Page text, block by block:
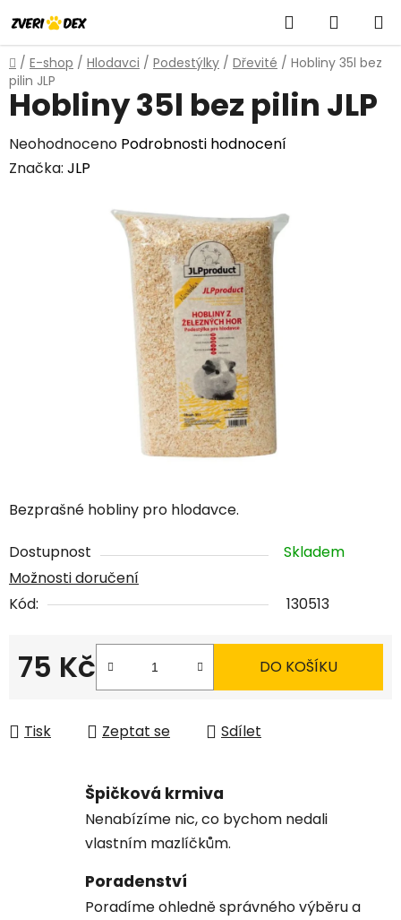
na
obsah
Hledat
KOŠÍK
Domů
/ E-shop / Hlodavci / Podestýlky / Dřevité / Hobliny 35l bez
pilin JLP
Bezprašné hobliny pro hlodavce.
Dostupnost
Skladem
Možnosti doručení
Kód:
130513
75 Kč
Měrná cena:
DO KOŠÍKU
Tisk Zeptat se Sdílet
Hobliny 35l bez pilin JLP
Průměrné
hodnocení
Neohodnoceno Podrobnosti hodnocení
Značka: JLP
Špičková krmiva
Nenabízíme nic, co bychom nedali
vlastním mazlíčkům.
Poradenství
Poradíme ohledně správného výběru a